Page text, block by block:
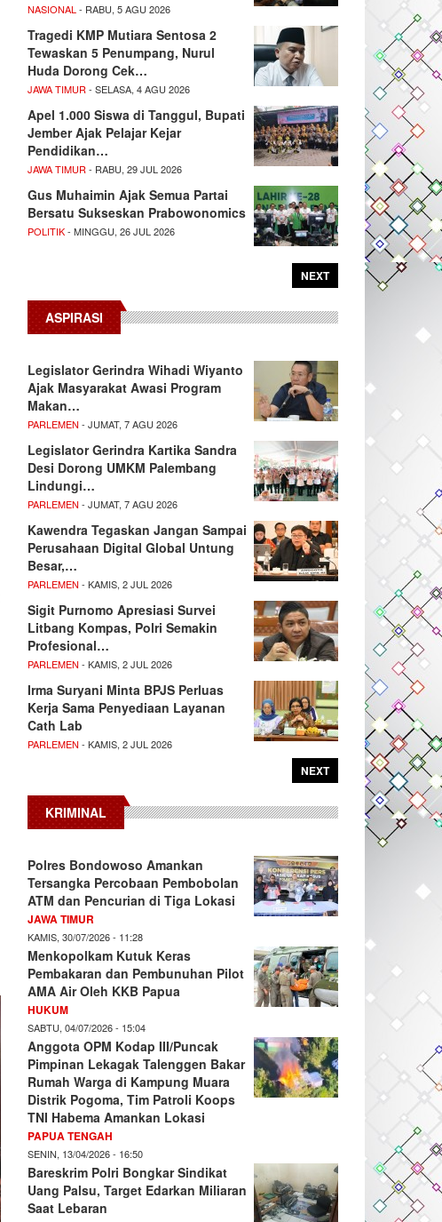
NASIONAL - RABU, 5 AGU 2026
Tragedi KMP Mutiara Sentosa 2
Tewaskan 5 Penumpang, Nurul
Huda Dorong Cek…
JAWA TIMUR - SELASA, 4 AGU 2026
Apel 1.000 Siswa di Tanggul, Bupati
Jember Ajak Pelajar Kejar
Pendidikan…
JAWA TIMUR - RABU, 29 JUL 2026
Gus Muhaimin Ajak Semua Partai
Bersatu Sukseskan Prabowonomics
POLITIK- MINGGU, 26 JUL 2026
NEXT
ASPIRASI
Legislator Gerindra Wihadi Wiyanto
Ajak Masyarakat Awasi Program
Makan…
PARLEMEN - JUMAT, 7 AGU 2026
Legislator Gerindra Kartika Sandra
Desi Dorong UMKM Palembang
Lindungi…
PARLEMEN - JUMAT, 7 AGU 2026
Kawendra Tegaskan Jangan Sampai
Perusahaan Digital Global Untung
Besar,…
PARLEMEN - KAMIS, 2 JUL 2026
Sigit Purnomo Apresiasi Survei
Litbang Kompas, Polri Semakin
Profesional…
PARLEMEN - KAMIS, 2 JUL 2026
Irma Suryani Minta BPJS Perluas
Kerja Sama Penyediaan Layanan
Cath Lab
PARLEMEN - KAMIS, 2 JUL 2026
NEXT
KRIMINAL
Polres Bondowoso Amankan
Tersangka Percobaan Pembobolan
ATM dan Pencurian di Tiga Lokasi
JAWA TIMUR
KAMIS, 30/07/2026 - 11:28
Menkopolkam Kutuk Keras
Pembakaran dan Pembunuhan Pilot
AMA Air Oleh KKB Papua
HUKUM
SABTU, 04/07/2026 - 15:04
Anggota OPM Kodap III/Puncak
Pimpinan Lekagak Talenggen Bakar
Rumah Warga di Kampung Muara
Distrik Pogoma, Tim Patroli Koops
TNI Habema Amankan Lokasi
PAPUA TENGAH
SENIN, 13/04/2026 - 16:50
Bareskrim Polri Bongkar Sindikat
Uang Palsu, Target Edarkan Miliaran
Saat Lebaran